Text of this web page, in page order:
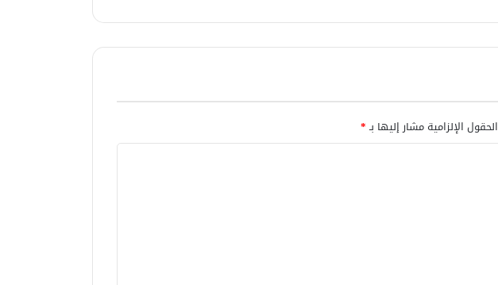
الحقول الإلزامية مشار إليها بـ*